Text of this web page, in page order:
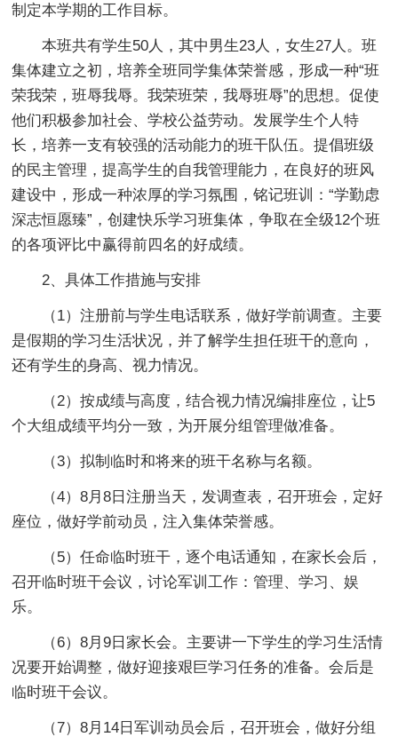
制定本学期的工作目标。
本班共有学生50人，其中男生23人，女生27人。班
集体建立之初，培养全班同学集体荣誉感，形成一种“班
荣我荣，班辱我辱。我荣班荣，我辱班辱”的思想。促使
他们积极参加社会、学校公益劳动。发展学生个人特
长，培养一支有较强的活动能力的班干队伍。提倡班级
的民主管理，提高学生的自我管理能力，在良好的班风
建设中，形成一种浓厚的学习氛围，铭记班训：“学勤虑
深志恒愿臻”，创建快乐学习班集体，争取在全级12个班
的各项评比中赢得前四名的好成绩。
2、具体工作措施与安排
（1）注册前与学生电话联系，做好学前调查。主要
是假期的学习生活状况，并了解学生担任班干的意向，
还有学生的身高、视力情况。
（2）按成绩与高度，结合视力情况编排座位，让5
个大组成绩平均分一致，为开展分组管理做准备。
（3）拟制临时和将来的班干名称与名额。
（4）8月8日注册当天，发调查表，召开班会，定好
座位，做好学前动员，注入集体荣誉感。
（5）任命临时班干，逐个电话通知，在家长会后，
召开临时班干会议，讨论军训工作：管理、学习、娱
乐。
（6）8月9日家长会。主要讲一下学生的学习生活情
况要开始调整，做好迎接艰巨学习任务的准备。会后是
临时班干会议。
（7）8月14日军训动员会后，召开班会，做好分组